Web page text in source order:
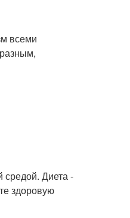
всеми
средой. Диета -
здоровую